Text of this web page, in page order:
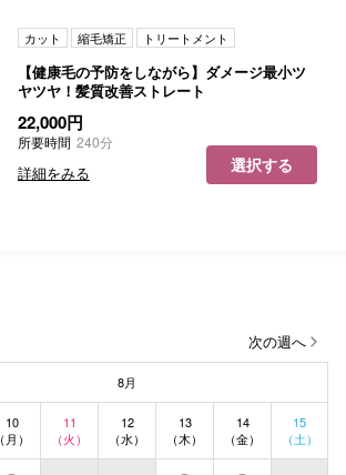
カット 縮毛矯正 トリートメント
【健康毛の予防をしながら】ダメージ最小ツ
ヤツヤ！髪質改善ストレート
22,000円
所要時間 240分
詳細をみる 選択する
次の週へ
8月
10
（月）
11
（火）
12
（水）
13
（木）
14
（金）
15
（土）